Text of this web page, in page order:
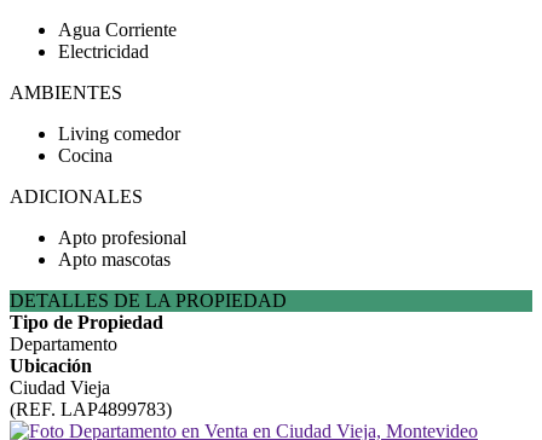
Agua Corriente
Electricidad
AMBIENTES
Living comedor
Cocina
ADICIONALES
Apto profesional
Apto mascotas
DETALLES DE LA PROPIEDAD
Tipo de Propiedad
Departamento
Ubicación
Ciudad Vieja
(REF. LAP4899783)